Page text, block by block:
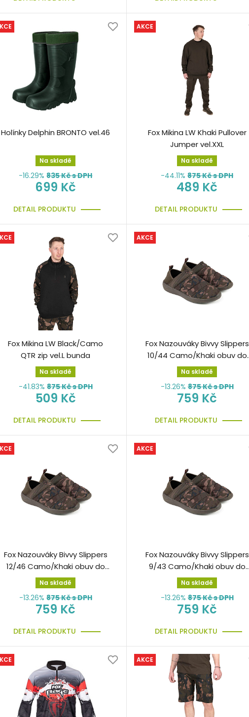
Holínky Delphin BRONTO vel.46
Na skladě
-16.29% 835Kč s DPH
699 Kč
DETAIL PRODUKTU
AKCE
Fox Mikina LW Khaki Pullover
Jumper vel.XXL
Na skladě
-44.11% 875Kč s DPH
489 Kč
DETAIL PRODUKTU
Fox Mikina LW Black/Camo
QTR zip vel.L bunda
Na skladě
-41.83% 875Kč s DPH
509 Kč
DETAIL PRODUKTU
AKCE
Fox Nazouváky Bivvy Slippers
10/44 Camo/Khaki obuv do
bivaku
Na skladě
-13.26% 875Kč s DPH
759 Kč
DETAIL PRODUKTU
Fox Nazouváky Bivvy Slippers
12/46 Camo/Khaki obuv do
bivaku
Na skladě
-13.26% 875Kč s DPH
759 Kč
DETAIL PRODUKTU
AKCE
Fox Nazouváky Bivvy Slippers
9/43 Camo/Khaki obuv do
bivaku
Na skladě
-13.26% 875Kč s DPH
759 Kč
DETAIL PRODUKTU
AKCE